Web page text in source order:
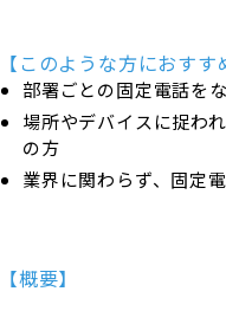
【このような方におすす
部署ごとの固定電話を
場所やデバイスに捉わ
の方
業界に関わらず、固定
【概要】